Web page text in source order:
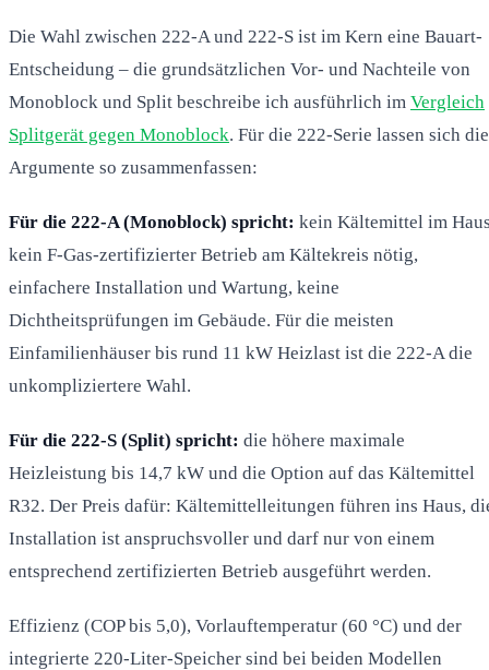
Die Wahl zwischen 222-A und 222-S ist im Kern eine Bauart-
Entscheidung – die grundsätzlichen Vor- und Nachteile von
Monoblock und Split beschreibe ich ausführlich im Vergleich
Splitgerät gegen Monoblock. Für die 222-Serie lassen sich die
Argumente so zusammenfassen:
Für die 222-A (Monoblock) spricht: kein Kältemittel im
kein F-Gas-zertifizierter Betrieb am Kältekreis nötig,
einfachere Installation und Wartung, keine
Dichtheitsprüfungen im Gebäude. Für die meisten
Einfamilienhäuser bis rund 11 kW Heizlast ist die 222-A die
unkompliziertere Wahl.
Für die 222-S (Split) spricht: die höhere maximale
Heizleistung bis 14,7 kW und die Option auf das Kältemittel
R32. Der Preis dafür: Kältemittelleitungen führen ins Haus,
Installation ist anspruchsvoller und darf nur von einem
entsprechend zertifizierten Betrieb ausgeführt werden.
Effizienz (COP bis 5,0), Vorlauftemperatur (60 °C) und der
integrierte 220-Liter-Speicher sind bei beiden Modellen